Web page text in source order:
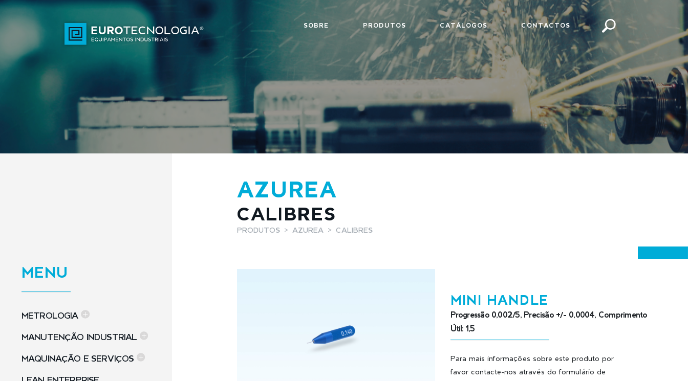
SOBRE PRODUTOS CATÁLOGOS CONTACTOS
MENU
METROLOGIA
MANUTENÇÃO INDUSTRIAL
MAQUINAÇÃO E SERVIÇOS
AZUREA
CALIBRES
PRODUTOS AZUREA CALIBRES
MINI HANDLE
Progressão 0,002/5, Precisão +/- 0,0004, Comprimento
Útil: 1,5
Para mais informações sobre este produto por
favor contacte-nos através do formulário de